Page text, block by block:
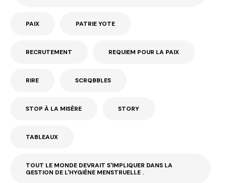
PAIX PATRIE YOTE
RECRUTEMENT REQUIEM POUR LA PAIX
RIRE SCRQBBLES
STOP À LA MISÈRE STORY
TABLEAUX
TOUT LE MONDE DEVRAIT S'IMPLIQUER DANS LA
GESTION DE L'HYGIÈNE MENSTRUELLE .